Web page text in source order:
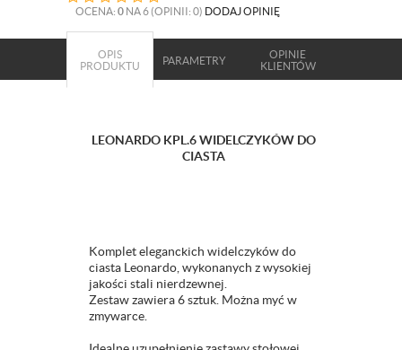
OCENA: 0 NA 6 (OPINII: 0) DODAJ OPINIĘ
OPIS
PRODUKTU
PARAMETRY
OPINIE
KLIENTÓW
LEONARDO KPL.6 WIDELCZYKÓW DO
CIASTA
Komplet eleganckich widelczyków do
ciasta Leonardo, wykonanych z wysokiej
jakości stali nierdzewnej.
Zestaw zawiera 6 sztuk. Można myć w
zmywarce.